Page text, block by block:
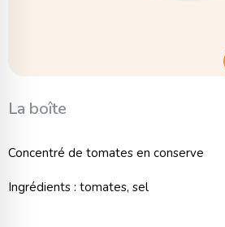
La boîte
Concentré de tomates en conserve
Ingrédients : tomates, sel